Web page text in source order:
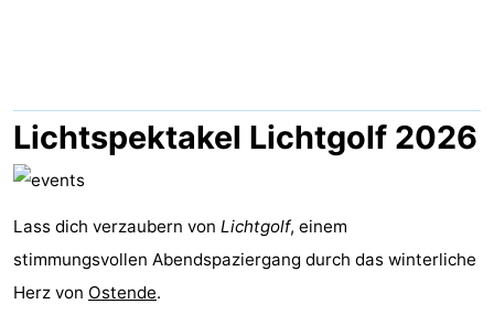
(mit
Frühstück)
Lastminutes
Strand
Sehen
Lichtspektakel Lichtgolf 2026
Lass dich verzaubern von Lichtgolf, einem
stimmungsvollen Abendspaziergang durch das winterliche
Herz von Ostende.